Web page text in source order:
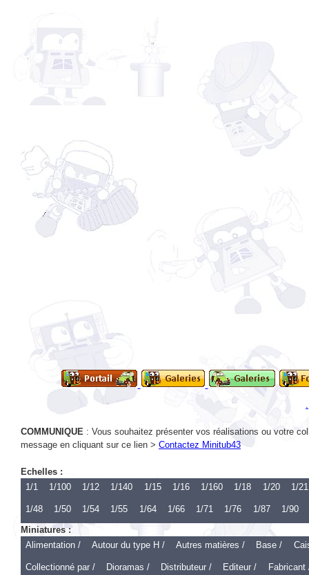
COMMUNIQUE
: Vous souhaitez présenter vos réalisations ou votre
Contactez Minitub43
Echelles :
1/1
1/48 1/50 1/54 1/55 1/64 1/66 1/71 1/76 1/87
1/90
Miniatures :
Alimentation /
Autour du type H / Autres matières / Base /
Collectionné par / Dioramas / Distributeur / Editeur / Fabricant
Réalisé par / Restauration / Service / Spectacles - Loisirs /